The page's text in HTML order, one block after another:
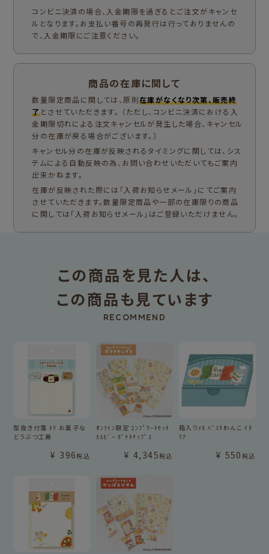
コンビニ決済の場合、入金期限を過ぎるとご注文がキャンセ
ルとなります。お支払い番号の再発行は行っておりませんの
で、入金期限にご注意ください。
商品の在庫に関して
数量限定商品に関しては、原則在庫がなくなり次第、販売終
了とさせていただきます。 （ただし、コンビニ決済における入
金期限切れによる注文キャンセルが発生した場合、キャンセル
分の在庫が戻る場合がございます。）
キャンセル分の在庫が反映されるタイミングに関しては、シス
テムによる自動反映の為、お問い合わせいただいてもご案内
出来かねます。
在庫が反映された際には「入荷お知らせメール」にてご案内
させていただきます。数量限定商品や一部の在庫限りの商品
に関しては「入荷お知らせメール」はご登録いただけません。
この商品を見た人は、
この商品も見ています
RECOMMEND
型抜き付箋 ﾄﾘ お菓子な
どうぶつ工房
¥ 396税込
ｵﾝﾗｲﾝ限定 ｺﾝﾌﾟﾘｰﾄｾｯﾄ
ｶﾙﾋﾞｰ ﾎﾟﾃﾄﾁｯﾌﾟｽ
¥ 4,345税込
箱入りﾒﾓ ﾊﾟｽﾀわんこ ｲﾀ
ﾘｱ
¥ 550 税込